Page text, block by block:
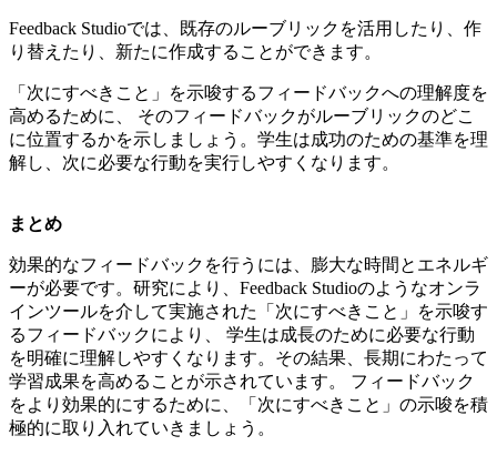
Feedback Studioでは、既存のルーブリックを活用したり、作
り替えたり、新たに作成することができます。
「次にすべきこと」を示唆するフィードバックへの理解度を
高めるために、 そのフィードバックがルーブリックのどこ
に位置するかを示しましょう。学生は成功のための基準を理
解し、次に必要な行動を実行しやすくなります。
まとめ
効果的なフィードバックを行うには、膨大な時間とエネルギ
ーが必要です。研究により、Feedback Studioのようなオンラ
インツールを介して実施された「次にすべきこと」を示唆す
るフィードバックにより、 学生は成長のために必要な行動
を明確に理解しやすくなります。その結果、長期にわたって
学習成果を高めることが示されています。 フィードバック
をより効果的にするために、「次にすべきこと」の示唆を積
極的に取り入れていきましょう。